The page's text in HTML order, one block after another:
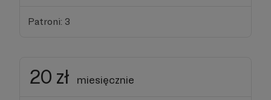
Patroni: 3
20 zł miesięcznie